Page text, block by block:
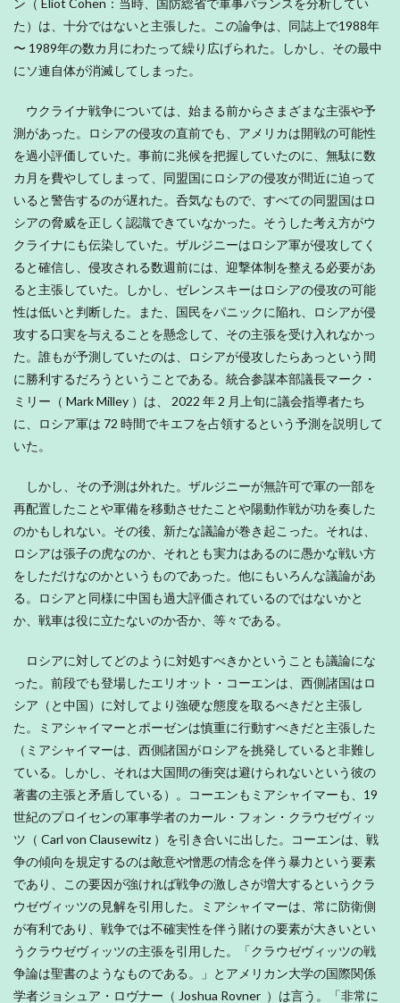
ン（ Eliot Cohen：当時、国防総省で軍事バランスを分析してい
た）は、十分ではないと主張した。この論争は、同誌上で1988年
〜 1989年の数カ月にわたって繰り広げられた。しかし、その最中
にソ連自体が消滅してしまった。
ウクライナ戦争については、始まる前からさまざまな主張や予
測があった。ロシアの侵攻の直前でも、アメリカは開戦の可能性
を過小評価していた。事前に兆候を把握していたのに、無駄に数
カ月を費やしてしまって、同盟国にロシアの侵攻が間近に迫って
いると警告するのが遅れた。呑気なもので、すべての同盟国はロ
シアの脅威を正しく認識できていなかった。そうした考え方がウ
クライナにも伝染していた。ザルジニーはロシア軍が侵攻してく
ると確信し、侵攻される数週前には、迎撃体制を整える必要があ
ると主張していた。しかし、ゼレンスキーはロシアの侵攻の可能
性は低いと判断した。また、国民をパニックに陥れ、ロシアが侵
攻する口実を与えることを懸念して、その主張を受け入れなかっ
た。誰もが予測していたのは、ロシアが侵攻したらあっという間
に勝利するだろうということである。統合参謀本部議長マーク・
ミリー（ Mark Milley ）は、 2022 年 2 月上旬に議会指導者たち
に、ロシア軍は 72 時間でキエフを占領するという予測を説明して
いた。
しかし、その予測は外れた。ザルジニーが無許可で軍の一部を
再配置したことや軍備を移動させたことや陽動作戦が功を奏した
のかもしれない。その後、新たな議論が巻き起こった。それは、
ロシアは張子の虎なのか、それとも実力はあるのに愚かな戦い方
をしただけなのかというものであった。他にもいろんな議論があ
る。ロシアと同様に中国も過大評価されているのではないかと
か、戦車は役に立たないのか否か、等々である。
ロシアに対してどのように対処すべきかということも議論にな
った。前段でも登場したエリオット・コーエンは、西側諸国はロ
シア（と中国）に対してより強硬な態度を取るべきだと主張し
た。ミアシャイマーとポーゼンは慎重に行動すべきだと主張した
（ミアシャイマーは、西側諸国がロシアを挑発していると非難し
ている。しかし、それは大国間の衝突は避けられないという彼の
著書の主張と矛盾している）。コーエンもミアシャイマーも、19
世紀のプロイセンの軍事学者のカール・フォン・クラウゼヴィッ
ツ（ Carl von Clausewitz ）を引き合いに出した。コーエンは、戦
争の傾向を規定するのは敵意や憎悪の情念を伴う暴力という要素
であり、この要因が強ければ戦争の激しさが増大するというクラ
ウゼヴィッツの見解を引用した。ミアシャイマーは、常に防衛側
が有利であり、戦争では不確実性を伴う賭けの要素が大きいとい
うクラウゼヴィッツの主張を引用した。「クラウゼヴィッツの戦
争論は聖書のようなものである。」とアメリカン大学の国際関係
学者ジョシュア・ロヴナー（ Joshua Rovner ）は言う。「非常に